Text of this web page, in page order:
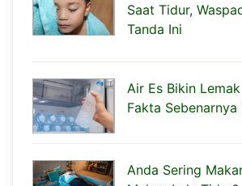
Saat Tidur,
Tanda Ini
Air Es Bikin
Fakta Sebenarnya
Anda Sering